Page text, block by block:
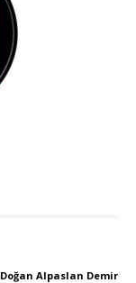
Doğan Alpaslan Demir